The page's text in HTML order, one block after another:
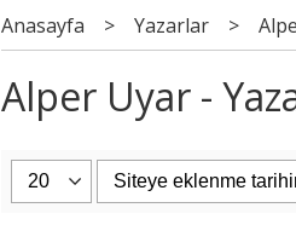
5
Anasayfa > Yazarlar >
Alper Uyar -